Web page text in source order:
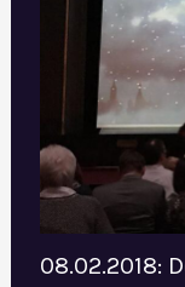
08.02.2018: